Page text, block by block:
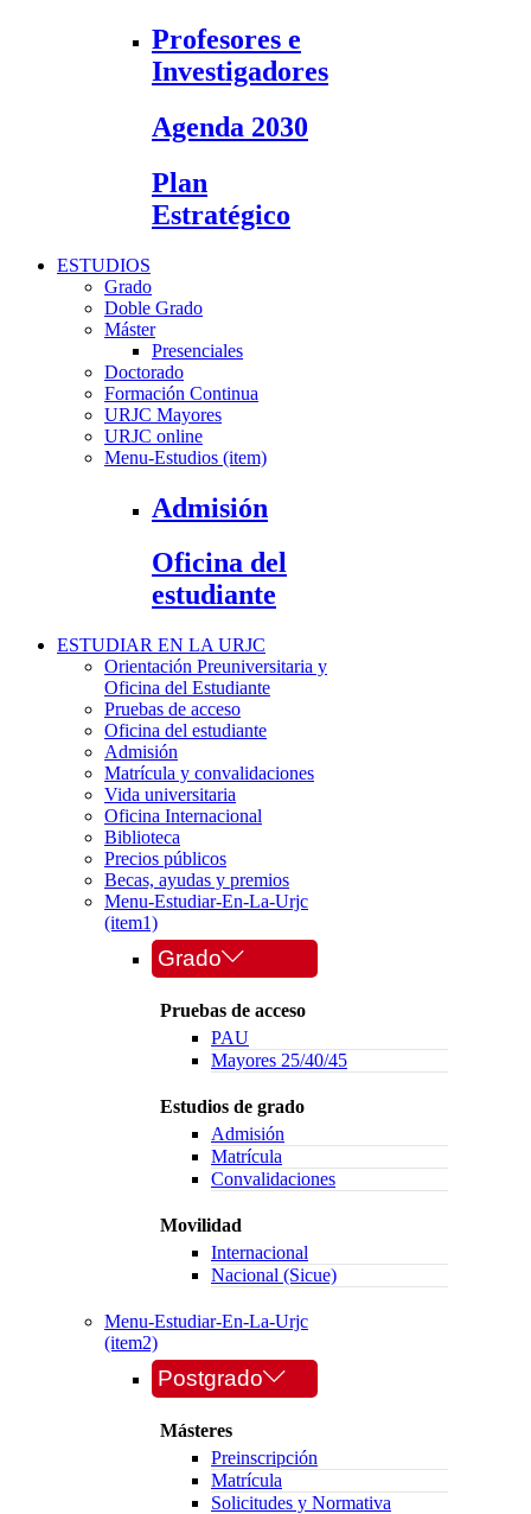
Profesores e
Investigadores
Agenda 2030
Plan
Estratégico
ESTUDIOS
Grado
Doble Grado
Máster
Presenciales
Doctorado
Formación Continua
URJC Mayores
URJC online
Menu-Estudios (item)
Admisión
Oficina del
estudiante
ESTUDIAR EN LA URJC
Orientación Preuniversitaria y
Oficina del Estudiante
Pruebas de acceso
Oficina del estudiante
Admisión
Matrícula y convalidaciones
Vida universitaria
Oficina Internacional
Biblioteca
Precios públicos
Becas, ayudas y premios
Menu-Estudiar-En-La-Urjc
(item1)
Grado
Pruebas de acceso
PAU
Mayores 25/40/45
Estudios de grado
Admisión
Matrícula
Convalidaciones
Movilidad
Internacional
Nacional (Sicue)
Menu-Estudiar-En-La-Urjc
(item2)
Postgrado
Másteres
Preinscripción
Matrícula
Solicitudes y Normativa